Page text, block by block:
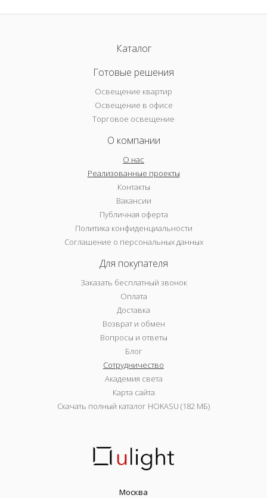
Каталог
Готовые решения
Освещение квартир
Освещение в офисе
Торговое освещение
О компании
О нас
Реализованные проекты
Контакты
Вакансии
Публичная оферта
Политика конфиденциальности
Соглашение о персональных данных
Для покупателя
Заказать бесплатный звонок
Оплата
Доставка
Возврат и обмен
Вопросы и ответы
Блог
Сотрудничество
Академия света
Карта сайта
Скачать полный каталог HOKASU (182 МБ)
Москва